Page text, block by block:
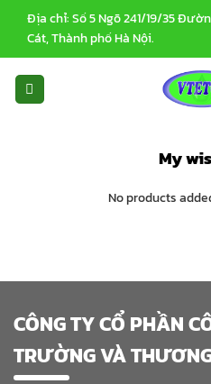
nội
dung
Địa chỉ: Số 5 Ngõ 241/19/35
Cát, Thành phố Hà Nội.
My
No products
CÔNG TY CỔ PHẦN
TRƯỜNG VÀ